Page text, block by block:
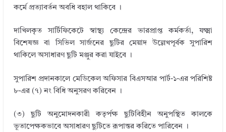
কর্মে প্রত্যাবর্তন অবধি বহাল থাকিবে ।
দাখিলকৃত সার্টিফিকেটে স্বাস্থ্য কেন্দ্রের ভারপ্রাপ্ত কর্মকর্তা, যক্ষ্মা
বিশেষজ্ঞ বা সিভিল সার্জনের ছুটির মেয়াদ উল্লেখপূর্বক সুপারিশ
থাকিলে অসাধারণ ছুটি মঞ্জুর করা যাইবে ।
সুপারিশ প্রদানকালে মেডিকেল অফিসার বিএসআর পার্ট-১-এর পরিশিষ্ট
৮-এর (৭) নং বিধি অনুসরণ করিবেন ।
(৩) ছুটি অনুমোদনকারী কতৃর্পক্ষ ছুটিবিহীন অনুপস্থিত কালকে
ভূতাপেক্ষকভাবে অসাধারণ ছুটিতে রূপান্তর করিতে পারিবেন ।